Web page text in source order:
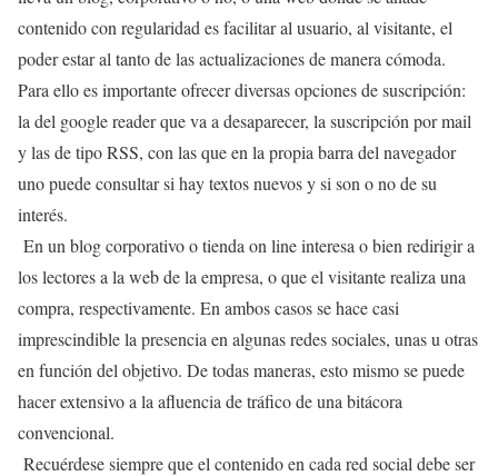
contenido con regularidad es facilitar al usuario, al visitante, el
poder estar al tanto de las actualizaciones de manera cómoda.
Para ello es importante ofrecer diversas opciones de suscripción:
la del google reader que va a desaparecer, la suscripción por mail
y las de tipo RSS, con las que en la propia barra del navegador
uno puede consultar si hay textos nuevos y si son o no de su
interés.
En un blog corporativo o tienda on line interesa o bien redirigir a
los lectores a la web de la empresa, o que el visitante realiza una
compra, respectivamente. En ambos casos se hace casi
imprescindible la presencia en algunas redes sociales, unas u otras
en función del objetivo. De todas maneras, esto mismo se puede
hacer extensivo a la afluencia de tráfico de una bitácora
convencional.
Recuérdese siempre que el contenido en cada red social debe ser